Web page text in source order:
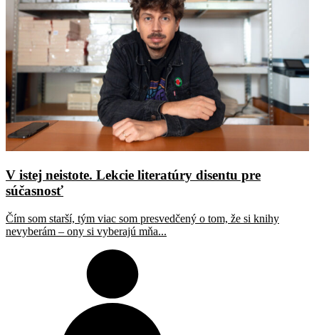
V istej neistote. Lekcie literatúry disentu pre
súčasnosť
Čím som starší, tým viac som presvedčený o tom, že si knihy
nevyberám – ony si vyberajú mňa...